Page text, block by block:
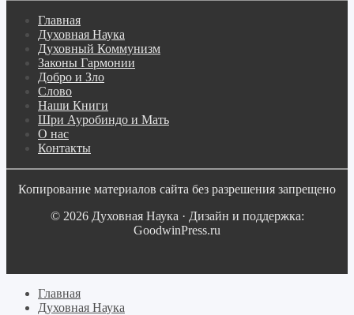
Главная
Духовная Наука
Духовный Коммунизм
Законы Гармонии
Добро и Зло
Слово
Наши Книги
Шри Ауробиндо и Мать
О нас
Контакты
Копирование материалов сайта без разрешения запрещено
© 2026 Духовная Наука · Дизайн и поддержка:
GoodwinPress.ru
Главная
Духовная Наука